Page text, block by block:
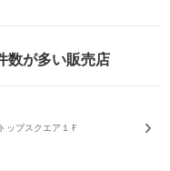
数が多い販売店
ップスクエア１Ｆ